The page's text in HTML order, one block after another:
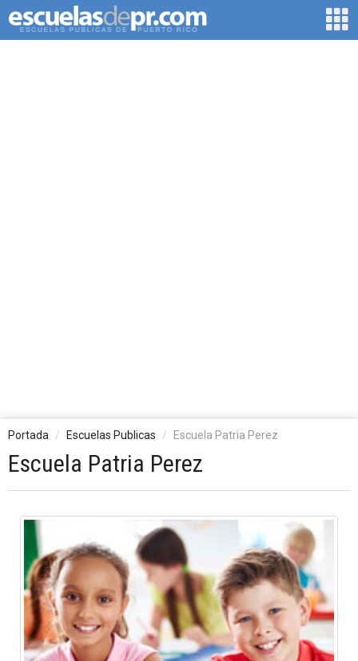
Portada Escuelas Publicas Escuela Patria Perez
Escuela Patria Perez